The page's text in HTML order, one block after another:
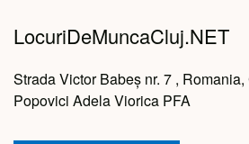
LocuriDeMuncaCluj.NET
Strada Victor Babeș nr. 7 ,
Popovici Adela Viorica PFA